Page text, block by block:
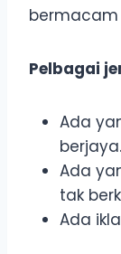
bermacam
Pelbagai
Ada
berjaya.
Ada
tak
Ada